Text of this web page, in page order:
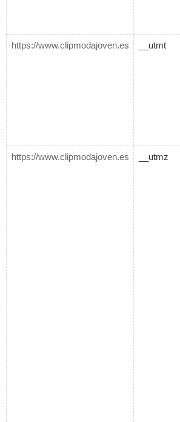
https://www.clipmodajoven.es __utmt
https://www.clipmodajoven.es __utmz